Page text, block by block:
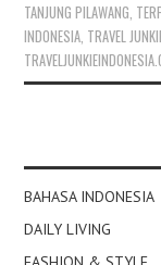
TANJUNG PILAWANG
INDONESIA TRAVEL
BAHASA INDONESIA
DAILY LIVING